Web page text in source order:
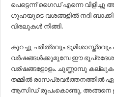
പെട്ടെന്ന് ഗൈഡ് എന്നെ
ഗുഹയുടെ വശങ്ങളിൽ നദി
വിരലുകൾ നീങ്ങി.
കുറച്ചു ചരിത്രവും
വർഷങ്ങൾക്കുമുമ്പേ ഈ
വര്ഷങ്ങളോളം. ചുണ്ണാമ്പു
തമ്മിൽ രാസപ്രവർത്തനത്തിൽ
ആസിഡ് രൂപംകൊണ്ടു, അങ്ങനെ